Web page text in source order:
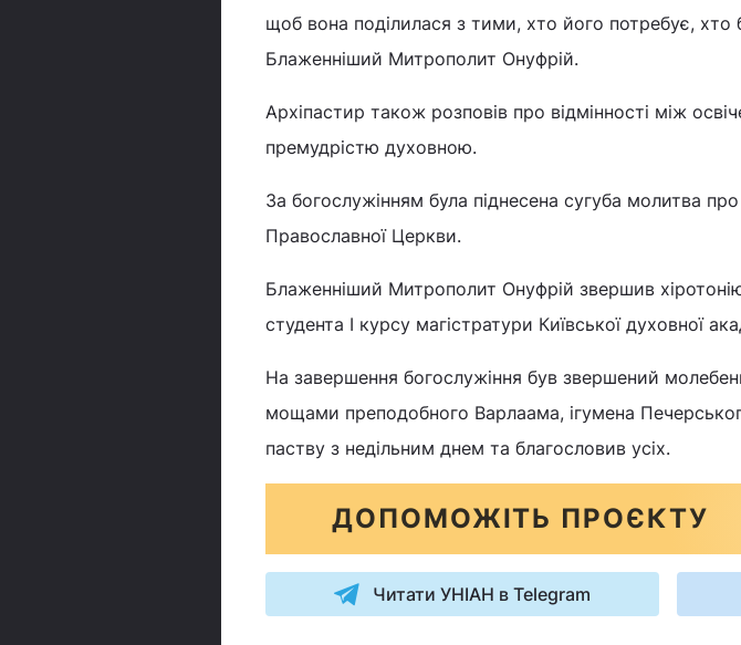
щоб вона поділилася з тими, хто його потребує, хто
Блаженніший Митрополит Онуфрій.
Архіпастир також розповів про відмінності між
премудрістю духовною.
За богослужінням була піднесена сугуба молитва
Православної Церкви.
Блаженніший Митрополит Онуфрій звершив
студента I курсу магістратури Київської духовної
На завершення богослужіння був звершений
мощами преподобного Варлаама, ігумена
паству з недільним днем та благословив усіх.
ДОПОМОЖІТЬ ПРОЄКТУ
Читати УНІАН в Telegram